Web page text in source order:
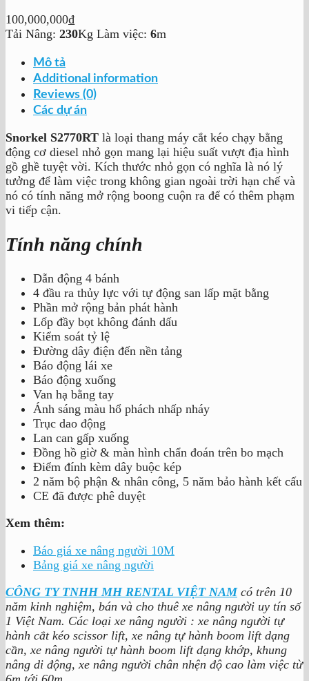
100,000,000₫
Tải Nâng: 230Kg Làm việc: 6m
Mô tả
Additional information
Reviews (0)
Các dự án
Snorkel S2770RT là loại thang máy cắt kéo chạy bằng
động cơ diesel nhỏ gọn mang lại hiệu suất vượt địa hình
gồ ghề tuyệt vời. Kích thước nhỏ gọn có nghĩa là nó lý
tưởng để làm việc trong không gian ngoài trời hạn chế và
nó có tính năng mở rộng boong cuộn ra để có thêm phạm
vi tiếp cận.
Tính năng chính
Dẫn động 4 bánh
4 đầu ra thủy lực với tự động san lấp mặt bằng
Phần mở rộng bản phát hành
Lốp đầy bọt không đánh dấu
Kiểm soát tỷ lệ
Đường dây điện đến nền tảng
Báo động lái xe
Báo động xuống
Van hạ bằng tay
Ánh sáng màu hổ phách nhấp nháy
Trục dao động
Lan can gấp xuống
Đồng hồ giờ & màn hình chẩn đoán trên bo mạch
Điểm đính kèm dây buộc kép
2 năm bộ phận & nhân công, 5 năm bảo hành kết cấu
CE đã được phê duyệt
Xem thêm:
Báo giá xe nâng người 10M
Bảng giá xe nâng người
CÔNG TY TNHH MH RENTAL VIỆT NAM có trên 10
năm kinh nghiệm, bán và cho thuê xe nâng người uy tín số
1 Việt Nam. Các loại xe nâng người : xe nâng người tự
hành cắt kéo scissor lift, xe nâng tự hành boom lift dạng
cần, xe nâng người tự hành boom lift dạng khớp, khung
nâng di động, xe nâng người chân nhện độ cao làm việc từ